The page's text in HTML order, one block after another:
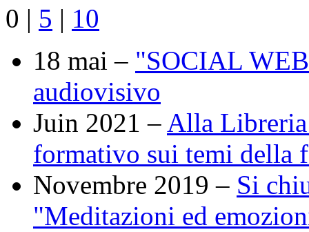
0 | 5 | 10
18 mai – "SOCIAL
audiovisivo
Juin 2021 – Alla Libreria
formativo sui temi della
Novembre 2019 – Si
"Meditazioni ed